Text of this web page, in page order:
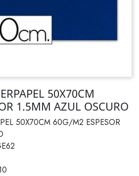
50X70CM
1.5MM AZUL OSCURO
50X70CM 60G/M2 ESPESOR